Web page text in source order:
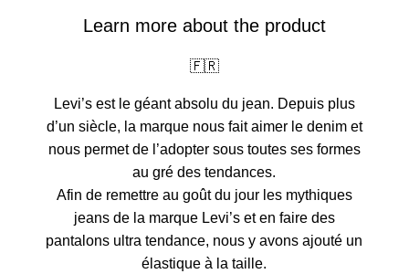
Learn more about the product
🇫🇷
Levi’s est le géant absolu du jean. Depuis plus
d’un siècle, la marque nous fait aimer le denim et
nous permet de l’adopter sous toutes ses formes
au gré des tendances.
Afin de remettre au goût du jour les mythiques
jeans de la marque Levi’s et en faire des
pantalons ultra tendance, nous y avons ajouté un
élastique à la taille.